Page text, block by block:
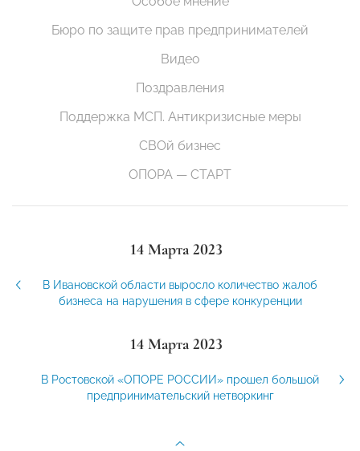
Бюро по защите прав предпринимателей
Видео
Поздравления
Поддержка МСП. Антикризисные меры
СВОй бизнес
ОПОРА — СТАРТ
14 Марта 2023
В Ивановской области выросло количество жалоб
бизнеса на нарушения в сфере конкуренции
14 Марта 2023
В Ростовской «ОПОРЕ РОССИИ» прошел большой
предпринимательский нетворкинг